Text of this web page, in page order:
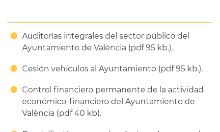
Auditorías integrales del sector público del
Ayuntamiento de València (pdf 95 kb.).
Cesión vehículos al Ayuntamiento (pdf 95 kb.).
Control financiero permanente de la actividad
económico-financiero del Ayuntamiento de
València (pdf 40 kb).